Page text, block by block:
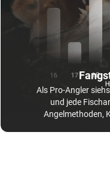
Als Pro-Angler
und jede
Angelmethoden,